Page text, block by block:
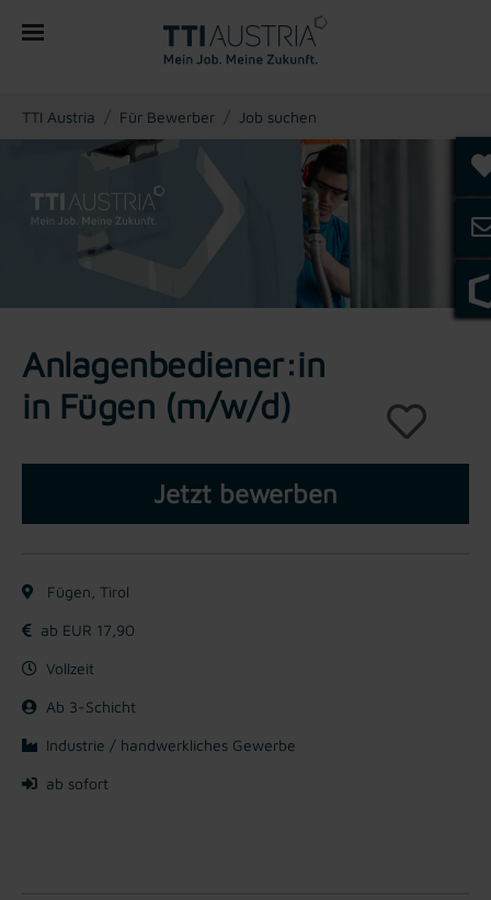
You are here:
TTI Austria Für Bewerber Job suchen
Anlagenbediener:in
in Fügen (m/w/d)
Jetzt bewerben
Fügen, Tirol
ab EUR 17,90
Vollzeit
Ab 3-Schicht
Industrie / handwerkliches Gewerbe
ab sofort